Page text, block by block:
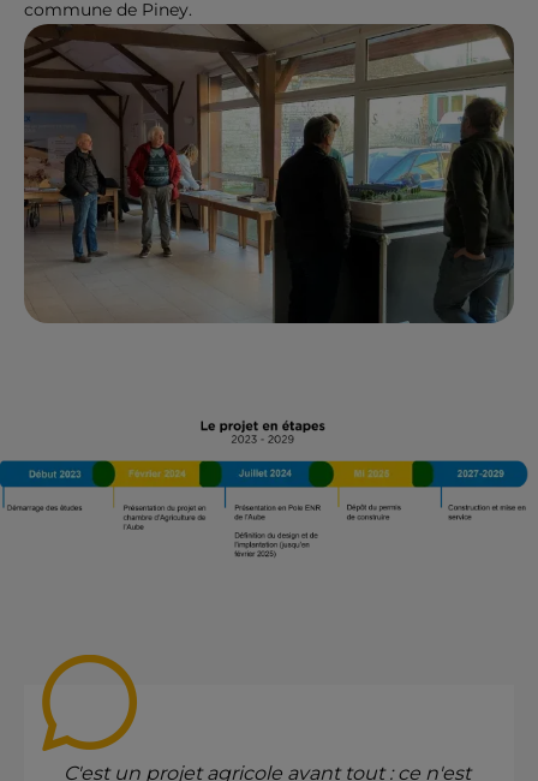
commune de Piney.
C'est un projet agricole avant tout : ce n'est